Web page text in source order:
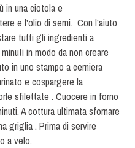
in una ciotola e
e l'olio di semi. Con l'aiuto
tutti gli ingredienti a
in modo da non creare
in uno stampo a cerniera
e cospargere la
sfilettate . Cuocere in forno
A cottura ultimata sfornare
griglia . Prima di servire
a velo.